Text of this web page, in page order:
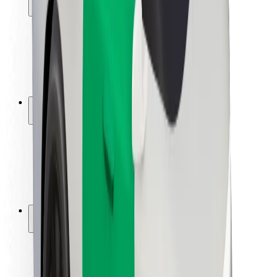
Bezpečnost cestujících
Bezpečnost řidičů
Bezpečnost na koloběžce
Laboratoř bezpečnosti
Města
Lokality
Řešení pro města
Letiště
Nabíjecí stanice Bolt
Pro cestující
Pro řidiče